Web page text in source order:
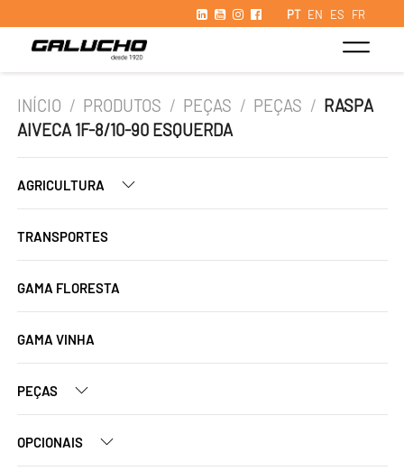
PT EN ES FR
INÍCIO / PRODUTOS / PEÇAS / PEÇAS / RASPA
AIVECA 1F-8/10-90 ESQUERDA
AGRICULTURA
TRANSPORTES
GAMA FLORESTA
GAMA VINHA
PEÇAS
OPCIONAIS